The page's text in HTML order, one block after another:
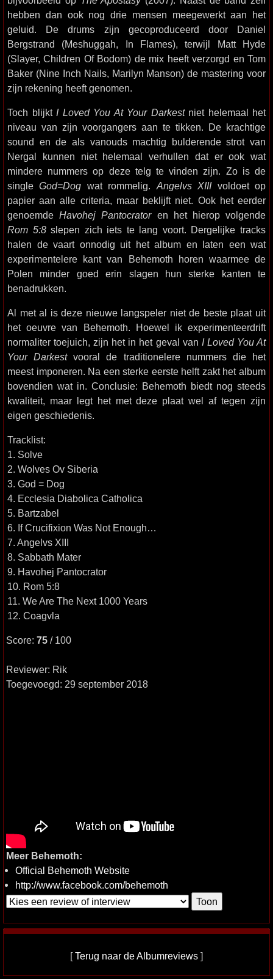
hebben dan ook nog drie mensen meegewerkt aan het
geluid. De drums zijn gecoproduceerd door Daniel
Bergstrand (Meshuggah, In Flames), terwijl Matt Hyde
(Slayer, Children Of Bodom) de mix heeft verzorgd en Tom
Baker (Nine Inch Nails, Marilyn Manson) de mastering voor
zijn rekening heeft genomen.
Toch blijkt I Loved You At Your Darkestniet helemaal het
niveau van zijn voorgangers aan te tikken. De krachtige
sound en de als vanouds machtig bulderende strot van
Nergal kunnen niet helemaal verhullen dat er ook wat
mindere nummers op deze telg te vinden zijn. Zo is de
singleGod=Dog wat rommelig. Angelvs XIIIvoldoet op
papier aan alle criteria, maar beklijft niet. Ook het eerder
genoemdeHavohej Pantocratoren het hierop volgende
Rom 5:8slepen zich iets te lang voort. Dergelijke tracks
halen de vaart onnodig uit het album en laten een wat
experimentelere kant van Behemoth horen waarmee de
Polen minder goed erin slagen hun sterke kanten te
benadrukken.
Al met al is deze nieuwe langspeler niet de beste plaat uit
het oeuvre van Behemoth. Hoewel ik experimenteerdrift
normaliter toejuich, zijn het in het geval van I Loved You At
Your Darkestvooral de traditionelere nummers die het
meest imponeren. Na een sterke eerste helft zakt het album
bovendien wat in. Conclusie: Behemoth biedt nog steeds
kwaliteit, maar legt het met deze plaat wel af tegen zijn
eigen geschiedenis.
Tracklist:
1. Solve
2. Wolves Ov Siberia
3. God = Dog
4. Ecclesia Diabolica Catholica
5. Bartzabel
6. If Crucifixion Was Not Enough…
7. Angelvs XIII
8. Sabbath Mater
9. Havohej Pantocrator
10. Rom 5:8
11. We Are The Next 1000 Years
12. Coagvla
Score: 75 / 100
Reviewer: Rik
Toegevoegd: 29 september 2018
Meer Behemoth:
Official Behemoth Website
http://www.facebook.com/behemoth
[Terug naar de Albumreviews ]